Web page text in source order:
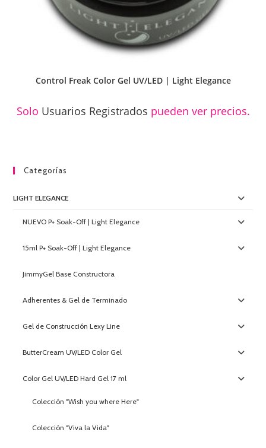
Control Freak Color Gel UV/LED | Light Elegance
Solo Usuarios Registrados pueden ver precios.
Categorías
LIGHT ELEGANCE
NUEVO P+ Soak-Off | Light Elegance
15ml P+ Soak-Off | Light Elegance
JimmyGel Base Constructora
Adherentes & Gel de Terminado
Gel de Construcción Lexy Line
ButterCream UV/LED Color Gel
Color Gel UV/LED Hard Gel 17 ml
Colección "Wish you where Here"
Colección "Viva la Vida"